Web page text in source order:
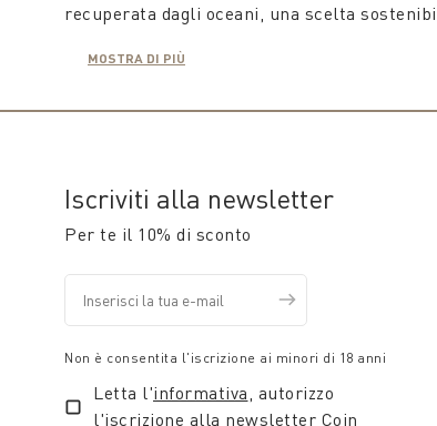
recuperata dagli oceani, una scelta
decorativi che aggiungono un tocco di stile
Coin ha la soluzione giusta per te, perfetta
di sé, rendendo piacevole il risveglio o una
Visita il sito di Coin per esplorare l'intera
comfort e stile, garantendo prodotti di alta
di relax e benessere in tutte le stagioni.
MOSTRA DI PIÙ
Iscriviti alla newsletter
Per te il 10% di sconto
Non è consentita l'iscrizione ai minori di 18 anni
Letta l'informativa, autorizzo
l'iscrizione alla newsletter Coin